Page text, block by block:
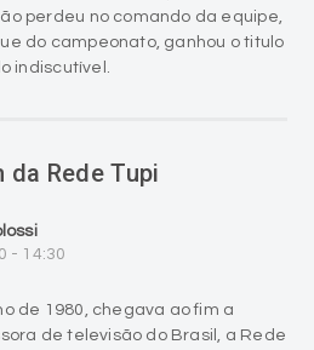
- 14:30
de 1980, chegava ao fim a
de televisão do Brasil, a Rede
ar a TV Tupi do Rio de Janeiro,
a cabeça-de-rede. A foto